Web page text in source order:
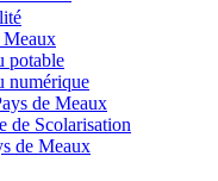
Meaux
potable
numérique
de Meaux
de Scolarisation
de Meaux